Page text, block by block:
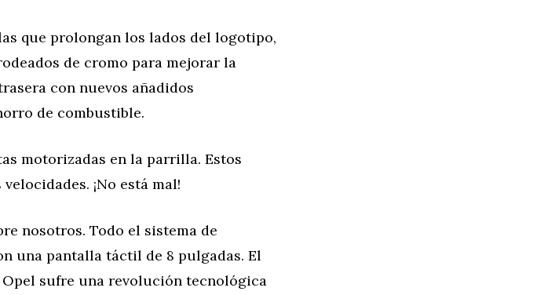
que prolongan los lados del logotipo,
de cromo para mejorar la
con nuevos añadidos
de combustible.
motorizadas en la parrilla. Estos
¡No está mal!
nosotros. Todo el sistema de
una pantalla táctil de 8 pulgadas. El
sufre una revolución tecnológica